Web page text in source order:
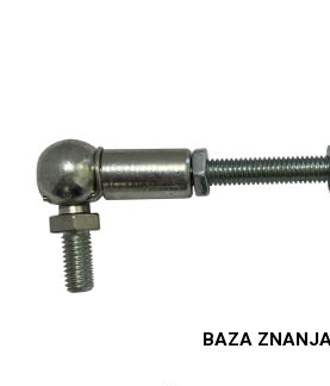
BAZA